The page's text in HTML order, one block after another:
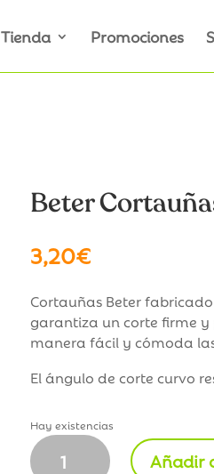
Tienda Promociones
Beter
3,20€
Cortauñas Beter
garantiza un corte firme
manera fácil y cómoda
El ángulo de corte curvo
Hay existencias
Beter
Cortauñas
Añadir